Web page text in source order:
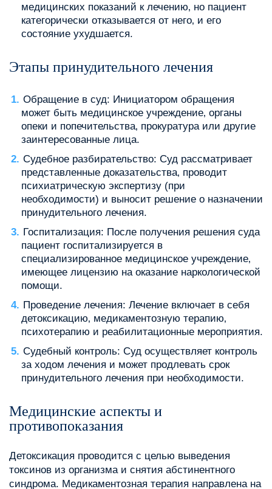
медицинских показаний к лечению‚ но пациент
категорически отказывается от него‚ и его
состояние ухудшается.
Этапы принудительного лечения
Обращение в суд: Инициатором обращения
может быть медицинское учреждение‚ органы
опеки и попечительства‚ прокуратура или другие
заинтересованные лица.
Судебное разбирательство: Суд рассматривает
представленные доказательства‚ проводит
психиатрическую экспертизу (при
необходимости) и выносит решение о назначении
принудительного лечения.
Госпитализация: После получения решения суда
пациент госпитализируется в
специализированное медицинское учреждение‚
имеющее лицензию на оказание наркологической
помощи.
Проведение лечения: Лечение включает в себя
детоксикацию‚ медикаментозную терапию‚
психотерапию и реабилитационные мероприятия.
Судебный контроль: Суд осуществляет контроль
за ходом лечения и может продлевать срок
принудительного лечения при необходимости.
Медицинские аспекты и
противопоказания
Детоксикация проводится с целью выведения
токсинов из организма и снятия абстинентного
синдрома. Медикаментозная терапия направлена на